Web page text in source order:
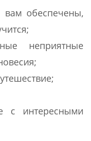
обеспечены,
неприятные
с интересными